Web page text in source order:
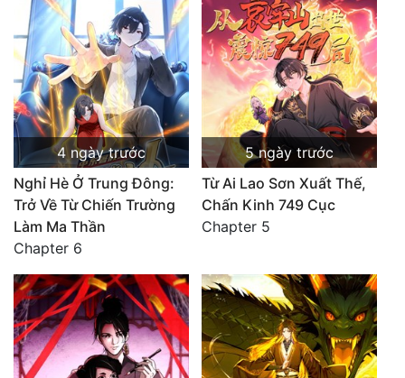
4 ngày trước
Nghỉ Hè Ở Trung Đông:
Trở Về Từ Chiến Trường
Làm Ma Thần
Chapter 6
5 ngày trước
Từ Ai Lao Sơn Xuất Thế,
Chấn Kinh 749 Cục
Chapter 5